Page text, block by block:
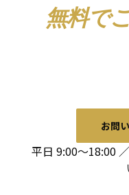
無料で
お問
平日 9:00〜18:00